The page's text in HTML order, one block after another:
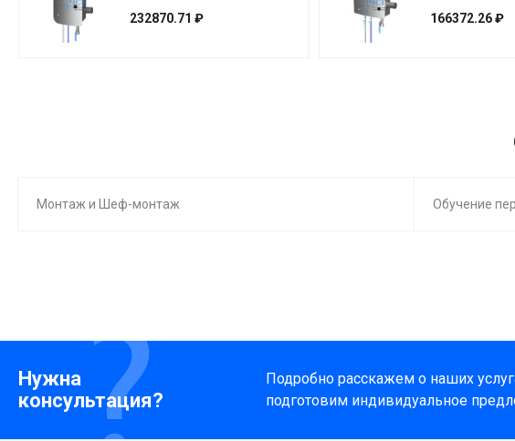
232870.71 ₽ 166372.26 ₽
Монтаж и Шеф-монтаж Обучение
Нужна
консультация?
Подробно расскажем о наших
подготовим индивидуальное